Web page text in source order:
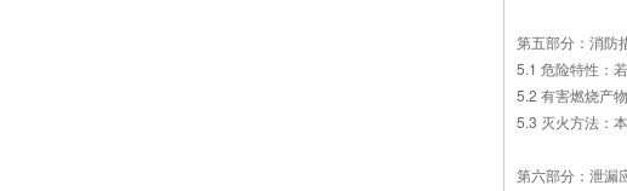
第五部分：消防
5.1 危险特性：
5.2 有害燃烧产
5.3 灭火方法：
第六部分：泄漏